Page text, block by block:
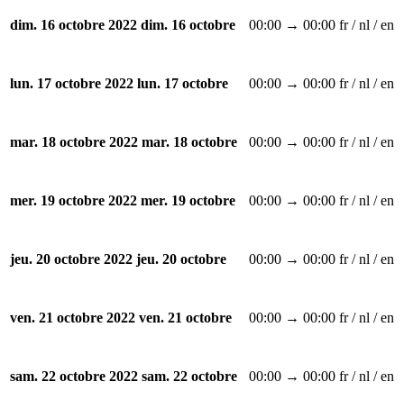
dim. 16 octobre 2022 dim. 16 octobre 00:00 → 00:00 fr / nl / en
lun. 17 octobre 2022 lun. 17 octobre 00:00 → 00:00 fr / nl / en
mar. 18 octobre 2022 mar. 18 octobre 00:00 → 00:00 fr / nl / en
mer. 19 octobre 2022 mer. 19 octobre 00:00 → 00:00 fr / nl / en
jeu. 20 octobre 2022 jeu. 20 octobre 00:00 → 00:00 fr / nl / en
ven. 21 octobre 2022 ven. 21 octobre 00:00 → 00:00 fr / nl / en
sam. 22 octobre 2022 sam. 22 octobre 00:00 → 00:00 fr / nl / en